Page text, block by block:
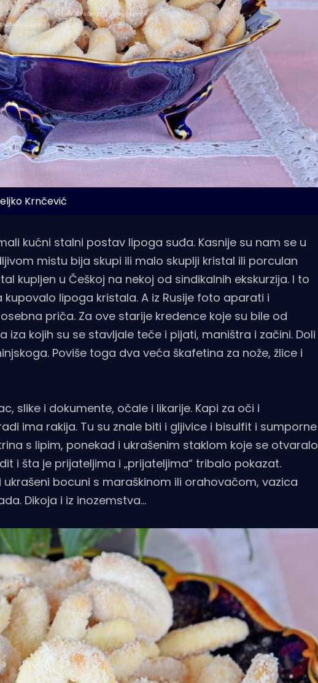
Krnčević
kućni stalni postav lipoga suđa. Kasnije su nam se u
mistu bija skupi ili malo skuplji kristal ili porculan
kupljen u Češkoj na nekoj od sindikalnih ekskurzija. I to
lipoga kristala. A iz Rusije foto aparati i
priča. Za ove starije kredence koje su bile od
kojih su se stavljale teče i pijati, maništra i začini. Doli
Poviše toga dva veća škafetina za nože, žlice i
slike i dokumente, očale i likarije. Kapi za oči i
ima rakija. Tu su znale biti i gljivice i bisulfit i sumporne
s lipim, ponekad i ukrašenim staklom koje se otvaralo
i šta je prijateljima i „prijateljima“ tribalo pokazat.
bocuni s maraškinom ili orahovačom, vazica
Dikoja i iz inozemstva…